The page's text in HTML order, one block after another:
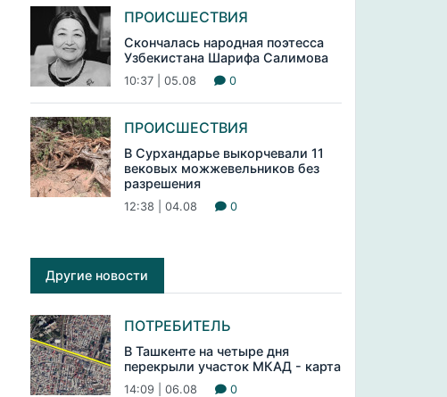
ПРОИСШЕСТВИЯ
Скончалась народная поэтесса
Узбекистана Шарифа Салимова
10:37 | 05.08 0
ПРОИСШЕСТВИЯ
В Сурхандарье выкорчевали 11
вековых можжевельников без
разрешения
12:38 | 04.08 0
Другие новости
ПОТРЕБИТЕЛЬ
В Ташкенте на четыре дня
перекрыли участок МКАД - карта
14:09 | 06.08 0